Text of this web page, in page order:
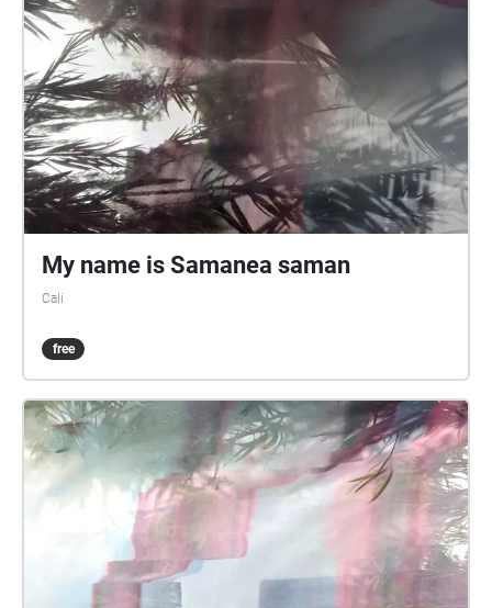
My name is Samanea saman
Cali
free